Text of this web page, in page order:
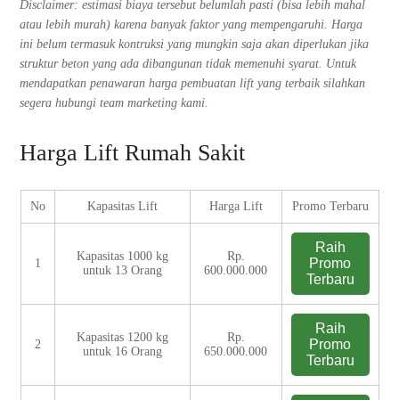
Disclaimer: estimasi biaya tersebut belumlah pasti (bisa lebih mahal
atau lebih murah) karena banyak faktor yang mempengaruhi. Harga
ini belum termasuk kontruksi yang mungkin saja akan diperlukan jika
struktur beton yang ada dibangunan tidak memenuhi syarat. Untuk
mendapatkan penawaran harga pembuatan lift yang terbaik silahkan
segera hubungi team marketing kami.
Harga Lift Rumah Sakit
No Kapasitas Lift Harga Lift Promo Terbaru
1
Kapasitas 1000 kg
untuk 13 Orang
Rp.
600.000.000
Raih
Promo
Terbaru
2
Kapasitas 1200 kg
untuk 16 Orang
Rp.
650.000.000
Raih
Promo
Terbaru